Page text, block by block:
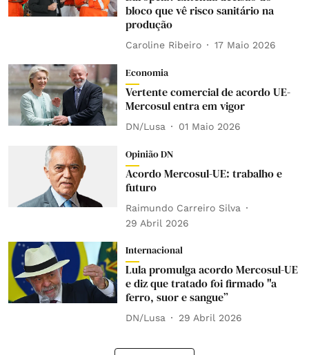
bloco que vê risco sanitário na
produção
Caroline Ribeiro 17 Maio 2026
Economia
Vertente comercial de acordo UE-
Mercosul entra em vigor
DN/Lusa 01 Maio 2026
Opinião DN
Acordo Mercosul-UE: trabalho e
futuro
Raimundo Carreiro Silva
29 Abril 2026
Internacional
Lula promulga acordo Mercosul-UE
e diz que tratado foi firmado "a
ferro, suor e sangue”
DN/Lusa 29 Abril 2026